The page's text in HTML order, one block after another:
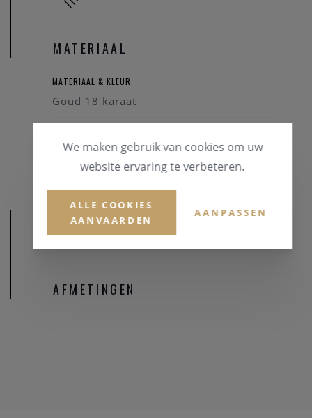
MATERIAAL
MATERIAAL & KLEUR
Goud 18 karaat
Briljant
AFMETINGEN
We maken gebruik van cookies om uw
website ervaring te verbeteren.
ALLE COOKIES
AANVAARDEN
AANPASSEN